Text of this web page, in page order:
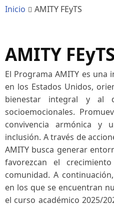
Inicio AMITY FEyTS
AMITY FEyTS
El Programa AMITY es una
en los Estados Unidos,
bienestar integral y al
socioemocionales.
convivencia armónica y
inclusión. A través de
AMITY busca generar
favorezcan el
comunidad. A
en los que se encuentran
el curso académico 2025/